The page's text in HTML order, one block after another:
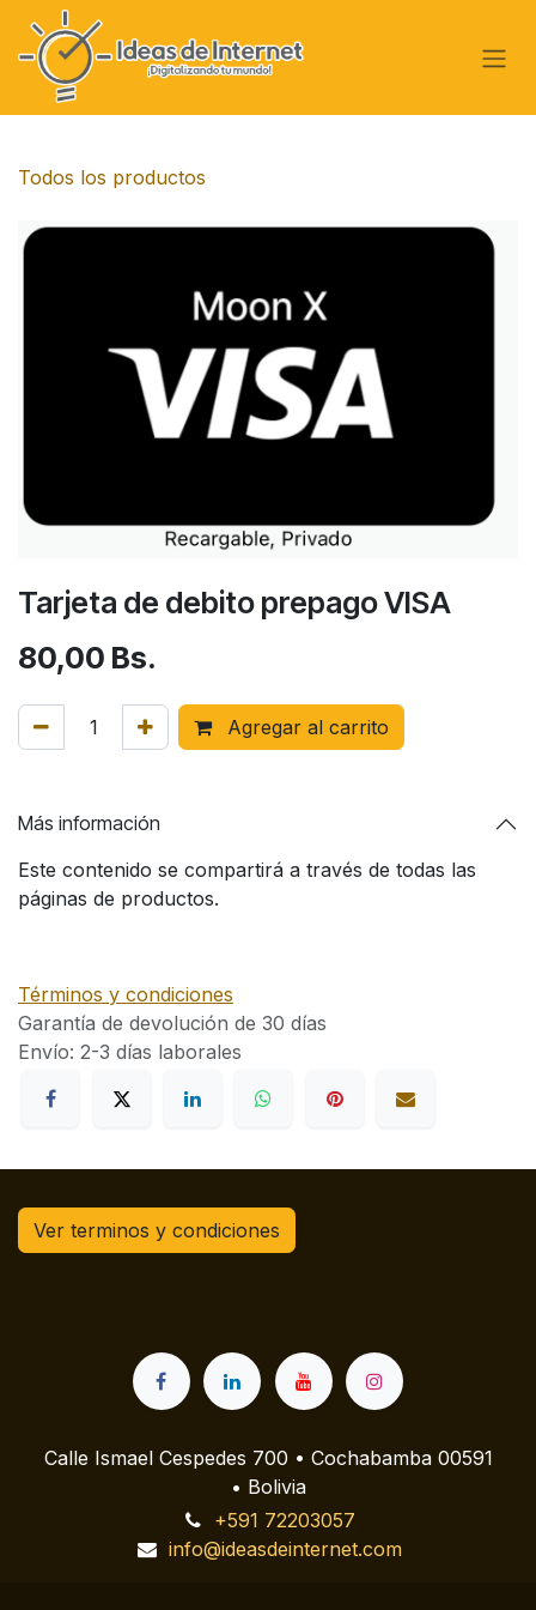
Ir al contenido
Todos los productos
Tarjeta de debito prepago VISA
80,00 Bs.
Agregar al carrito
Más información
Este contenido se compartirá a través de todas las
páginas de productos.
Términos y condiciones
Garantía de devolución de 30 días
Envío: 2-3 días laborales
Ver terminos y condiciones
Calle Ismael Cespedes 700 • Cochabamba 00591
• Bolivia
+591 72203057
info@ideasdeinternet.com